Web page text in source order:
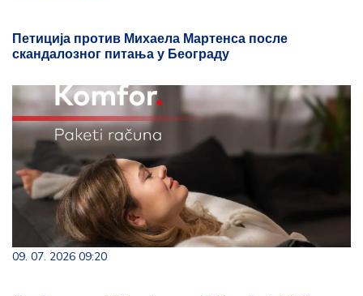
Петиција против Михаела Мартенса после
скандалозног питања у Београду
09. 07. 2026 09:20